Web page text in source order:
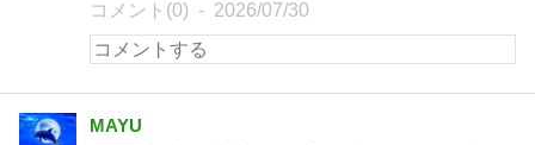
コメント(0) 2026/07/30
MAYU